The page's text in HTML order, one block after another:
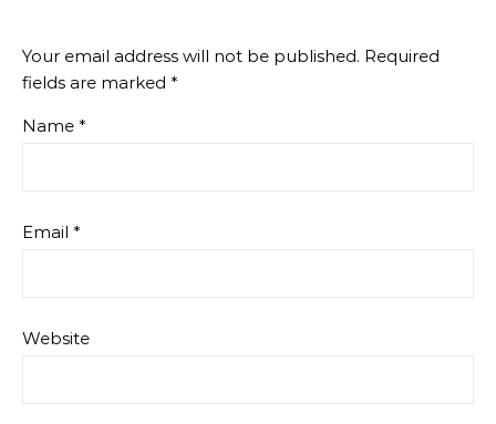
Your email address will not be published. Required
fields are marked *
Name *
Email *
Website